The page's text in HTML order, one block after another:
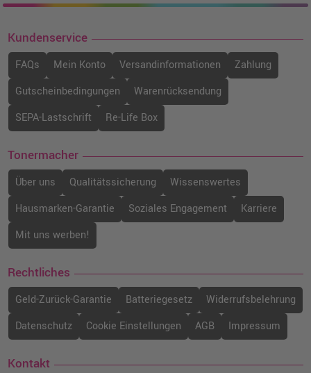
Kundenservice
FAQs Mein Konto Versandinformationen
Zahlung
Gutscheinbedingungen
Warenrücksendung
SEPA-Lastschrift
Re-Life Box
Tonermacher
Über uns Qualitätssicherung
Wissenswertes
Hausmarken-Garantie
Soziales Engagement
Karriere
Mit uns werben!
Rechtliches
Geld-Zurück-Garantie Batteriegesetz
Widerrufsbelehrung
Datenschutz
Cookie Einstellungen AGB Impressum
Kontakt